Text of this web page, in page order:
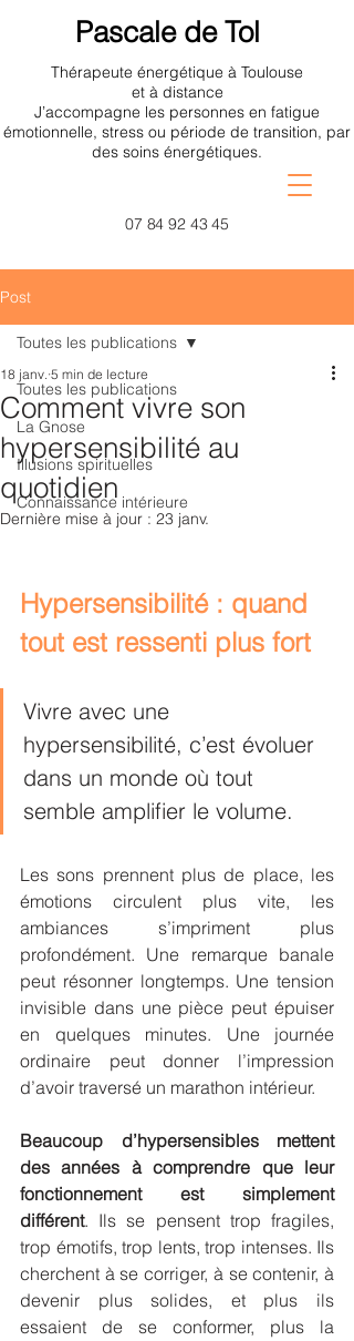
Pascale de Tol
Thérapeute énergétique à Toulouse
et à distance
J’accompagne les personnes en fatigue
émotionnelle, stress ou période de transition, par
des soins énergétiques.
07 84 92 43 45
Post
Toutes les publications
La Gnose
Illusions spirituelles
Connaissance intérieure
Toutes les publications
Comment vivre son
hypersensibilité au
quotidien
18 janv. 5 min de lecture
Dernière mise à jour : 23 janv.
Hypersensibilité : quand
tout est ressenti plus fort
Vivre avec une
hypersensibilité, c’est évoluer
dans un monde où tout
semble amplifier le volume.
Les sons prennent plus de place, les
émotions circulent plus vite, les
ambiances s’impriment plus
profondément. Une remarque banale
peut résonner longtemps. Une tension
invisible dans une pièce peut épuiser
en quelques minutes. Une journée
ordinaire peut donner l’impression
d’avoir traversé un marathon intérieur.
Beaucoup d’hypersensibles mettent
des années à comprendre que leur
fonctionnement est simplement
différent. Ils se pensent trop fragiles,
trop émotifs, trop lents, trop intenses. Ils
cherchent à se corriger, à se contenir, à
devenir plus solides, et plus ils
essaient de se conformer, plus la